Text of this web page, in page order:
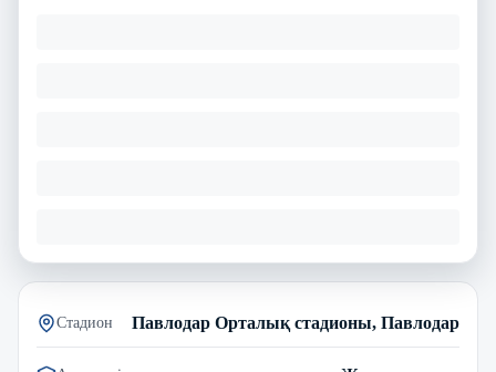
Стадион Павлодар Орталық стадионы, Павлодар